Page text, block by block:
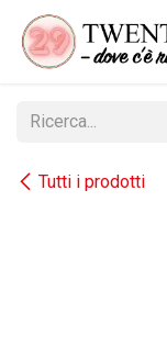
Passa al contenuto
Tutti i prodotti